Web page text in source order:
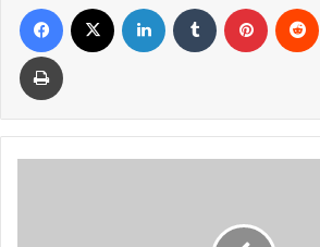
Facebook LinkedIn Tumblr Pinterest
Yazdır